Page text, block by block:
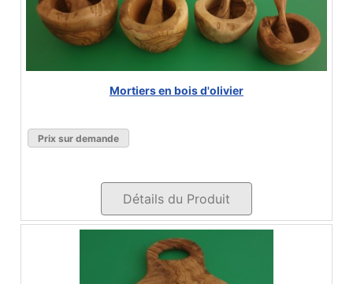
Mortiers en bois d'olivier
Prix sur demande
Détails du Produit